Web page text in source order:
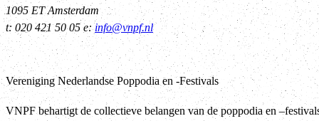
1095 ET Amsterdam
t: 020 421 50 05 e:info@vnpf.nl
Vereniging Nederlandse Poppodia en -Festivals
VNPF behartigt de collectieve belangen van de poppodia en